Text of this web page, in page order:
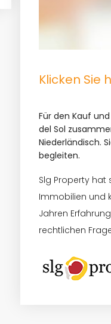
Klicken Sie
Für den Kauf
del Sol
Niederländisch.
begleiten.
Slg Property
Immobilien und
Jahren
rechtlichen